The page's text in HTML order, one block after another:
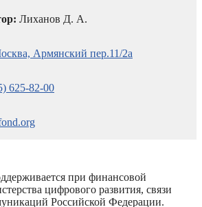
Лиханов Д. А.
Армянский пер.11/2а
625-82-00
при финансовой
цифрового развития, связи
Российской Федерации.